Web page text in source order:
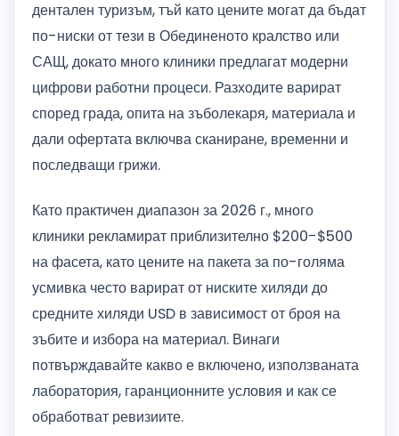
дентален туризъм, тъй като цените могат да бъдат
по-ниски от тези в Обединеното кралство или
САЩ, докато много клиники предлагат модерни
цифрови работни процеси. Разходите варират
според града, опита на зъболекаря, материала и
дали офертата включва сканиране, временни и
последващи грижи.
Като практичен диапазон за 2026 г., много
клиники рекламират приблизително $200-$500
на фасета, като цените на пакета за по-голяма
усмивка често варират от ниските хиляди до
средните хиляди USD в зависимост от броя на
зъбите и избора на материал. Винаги
потвърждавайте какво е включено, използваната
лаборатория, гаранционните условия и как се
обработват ревизиите.